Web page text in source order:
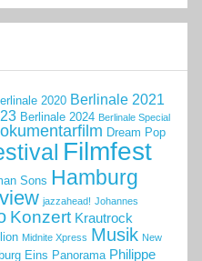
2020 Berlinale 2021
Berlinale 2024 Berlinale Special
Dream Pop
Filmfest
Sons Hamburg
jazzahead! Johannes
Konzert Krautrock
Midnite Xpress Musik New
Eins Panorama Philippe